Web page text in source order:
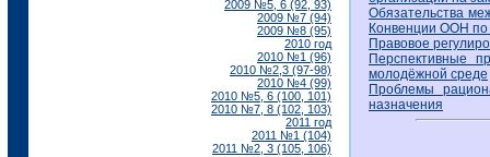
2009 №5, 6 (92, 93)
2009 №7 (94)
2009 №8 (95)
2010 год
2010 №1 (96)
2010 №2,3 (97-98)
2010 №4 (99)
2010 №5, 6 (100, 101)
2010 №7, 8 (102, 103)
2011 год
2011 №1 (104)
2011 №2, 3 (105, 106)
Обязательства
Конвенции ООН по
Правовое
Перспективные
молодёжной среде
Проблемы
назначения